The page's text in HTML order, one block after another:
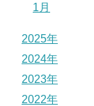
1月
2025年
2024年
2023年
2022年